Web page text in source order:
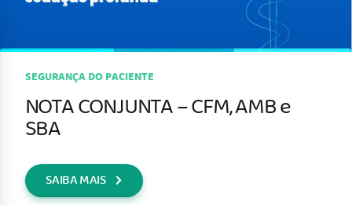
SEGURANÇA DO PACIENTE
NOTA CONJUNTA – CFM, AMB e
SBA
SAIBA MAIS